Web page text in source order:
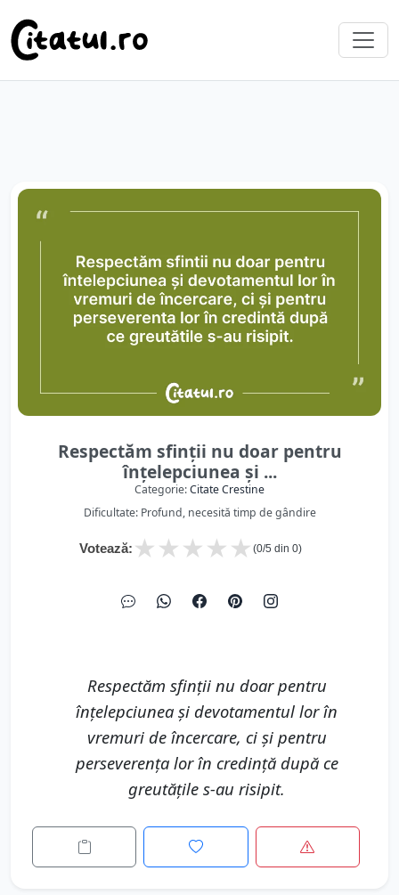
Respectăm sfinții nu doar pentru
înțelepciunea și ...
Categorie:Citate Crestine
Dificultate: Profund, necesită timp de gândire
Votează: ★
★
★
★
★ (0/5 din 0)
Respectăm sfinții nu doar pentru
înțelepciunea și devotamentul lor în
vremuri de încercare, ci și pentru
perseverența lor în credință după ce
greutățile s-au risipit.